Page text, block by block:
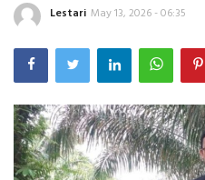
INDEKS
HEALTHY
Lestari May 13, 2026 - 06:35